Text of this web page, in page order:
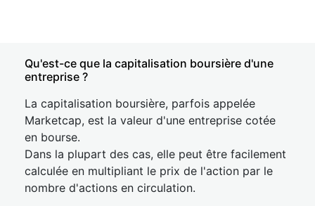
Qu'est-ce que la capitalisation boursière d'une
entreprise ?
La capitalisation boursière, parfois appelée
Marketcap, est la valeur d'une entreprise cotée
en bourse.
Dans la plupart des cas, elle peut être facilement
calculée en multipliant le prix de l'action par le
nombre d'actions en circulation.